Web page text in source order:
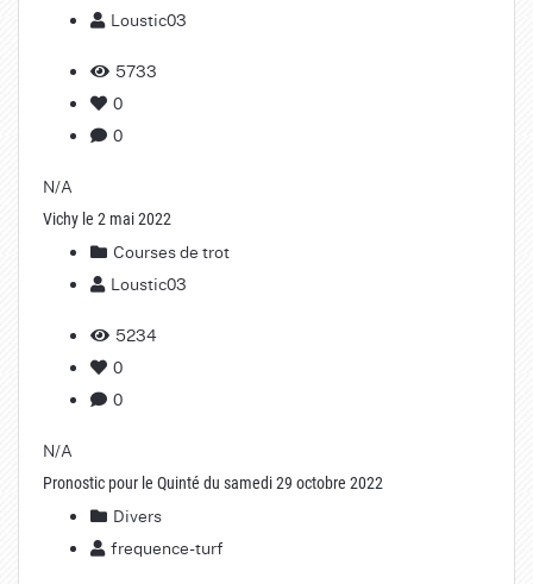
Loustic03
5733
0
0
N/A
Vichy le 2 mai 2022
Courses de trot
Loustic03
5234
0
0
N/A
Pronostic pour le Quinté du samedi 29 octobre 2022
Divers
frequence-turf